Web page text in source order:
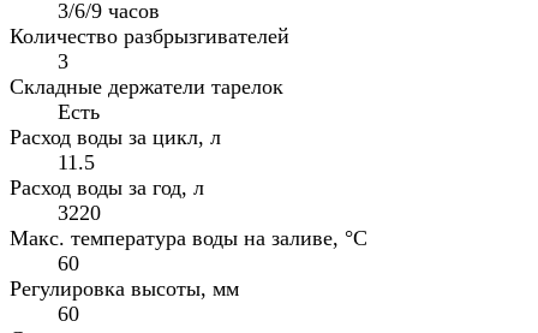
3/6/9 часов
Количество разбрызгивателей
3
Складные держатели тарелок
Есть
Расход воды за цикл, л
11.5
Расход воды за год, л
3220
Макс. температура воды на заливе, °C
60
Регулировка высоты, мм
60